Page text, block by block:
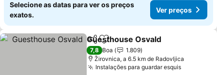
Selecione as datas para ver os preços
exatos.
Ver preços
PartilharAdicionar aos favoritos
Guesthouse Osvald
7,8 Boa
1.809
Žirovnica, a 6.5 km de Radovljica
Instalações para guardar esquis